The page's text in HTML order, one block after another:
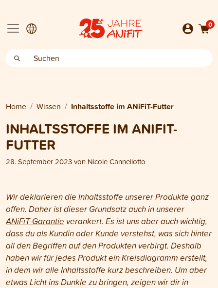
0
Home Wissen Inhaltsstoffe im ANiFiT-Futter
INHALTSSTOFFE IM ANIFIT-
FUTTER
28. September 2023von Nicole Cannellotto
Wir deklarieren die Inhaltsstoffe unserer Produkte ganz
offen. Daher ist dieser Grundsatz auch in unserer
ANiFiT-Garantie verankert. Es ist uns aber auch wichtig,
dass du als Kundin oder Kunde verstehst, was sich hinter
all den Begriffen auf den Produkten verbirgt. Deshalb
haben wir für jedes Produkt ein Kreisdiagramm erstellt,
in dem wir alle Inhaltsstoffe kurz beschreiben. Um aber
etwas Licht ins Dunkle zu bringen, zeigen wir dir in